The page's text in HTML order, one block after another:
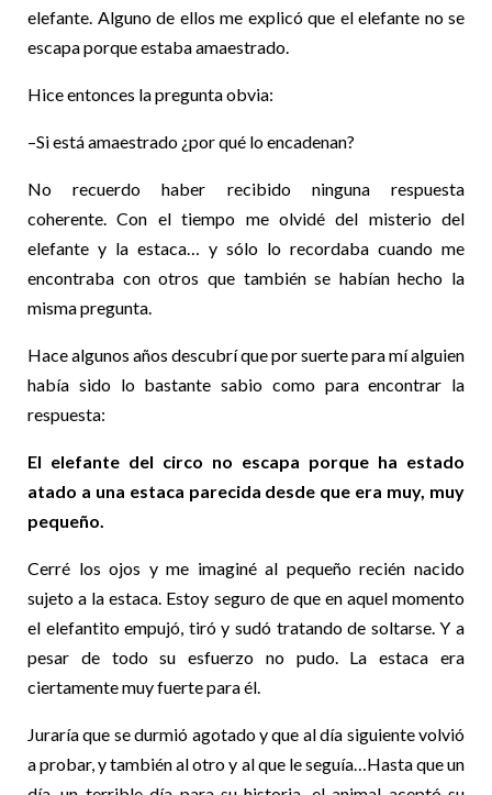
elefante. Alguno de ellos me explicó que el elefante no se
escapa porque estaba amaestrado.
Hice entonces la pregunta obvia:
–Si está amaestrado ¿por qué lo encadenan?
No recuerdo haber recibido ninguna respuesta
coherente. Con el tiempo me olvidé del misterio del
elefante y la estaca… y sólo lo recordaba cuando me
encontraba con otros que también se habían hecho la
misma pregunta.
Hace algunos años descubrí que por suerte para mí alguien
había sido lo bastante sabio como para encontrar la
respuesta:
El elefante del circo no escapa porque ha estado
atado a una estaca parecida desde que era muy, muy
pequeño.
Cerré los ojos y me imaginé al pequeño recién nacido
sujeto a la estaca. Estoy seguro de que en aquel momento
el elefantito empujó, tiró y sudó tratando de soltarse. Y a
pesar de todo su esfuerzo no pudo. La estaca era
ciertamente muy fuerte para él.
Juraría que se durmió agotado y que al día siguiente volvió
a probar, y también al otro y al que le seguía…Hasta que un